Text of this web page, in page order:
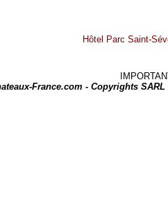
Hôtel Parc Saint-
France.com - Copyrights